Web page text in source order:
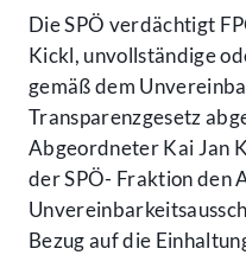
Die SPÖ verdächtigt
Kickl, unvollständige
gemäß dem
Transparenzgesetz
Abgeordneter Kai Jan
der SPÖ- Fraktion den
Bezug auf die